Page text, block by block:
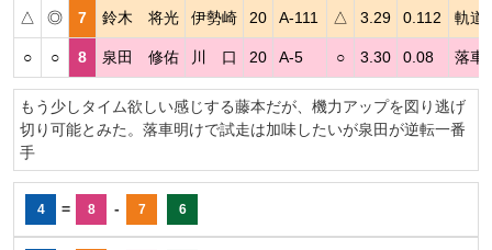
△ ◎ 7 鈴木 将光 伊勢崎 20 A-111 △ 3.29 0.112 軌道
○ ○ 8 泉田 修佑 川 口 20 A-5 ○ 3.30 0.08 落車
もう少しタイム欲しい感じする藤本だが、機力アップを図り逃げ
切り可能とみた。落車明けで試走は加味したいが泉田が逆転一番
手
4 = 8 - 7 6